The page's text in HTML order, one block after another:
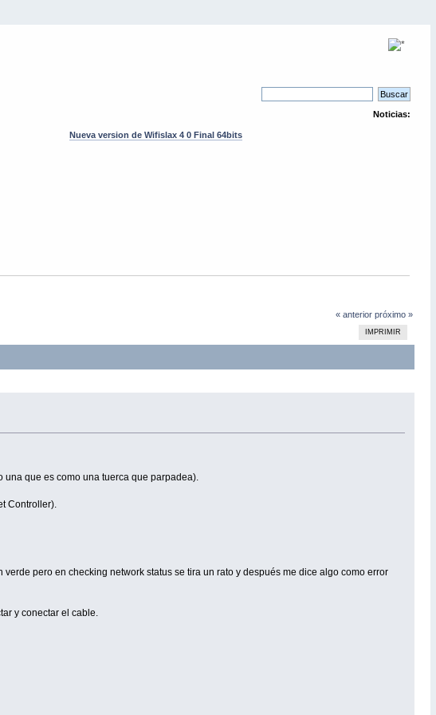
Noticias:
Nueva version de Wifislax 4 0 Final 64bits
« anterior próximo »
IMPRIMIR
una que es como una tuerca que parpadea).
Controller).
pero en checking network status se tira un rato y después me dice algo como error
y conectar el cable.